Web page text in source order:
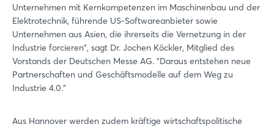
Unternehmen mit Kernkompetenzen im Maschinenbau und der
Elektrotechnik, führende US-Softwareanbieter sowie
Unternehmen aus Asien, die ihrerseits die Vernetzung in der
Industrie forcieren", sagt Dr. Jochen Köckler, Mitglied des
Vorstands der Deutschen Messe AG. "Daraus entstehen neue
Partnerschaften und Geschäftsmodelle auf dem Weg zu
Industrie 4.0."
Aus Hannover werden zudem kräftige wirtschaftspolitische